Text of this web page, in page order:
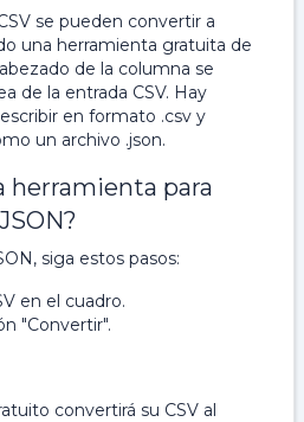
se pueden convertir a
una herramienta gratuita de
de la columna se
de la entrada CSV. Hay
en formato .csv y
un archivo .json.
herramienta para
siga estos pasos:
en el cuadro.
"Convertir".
convertirá su CSV al